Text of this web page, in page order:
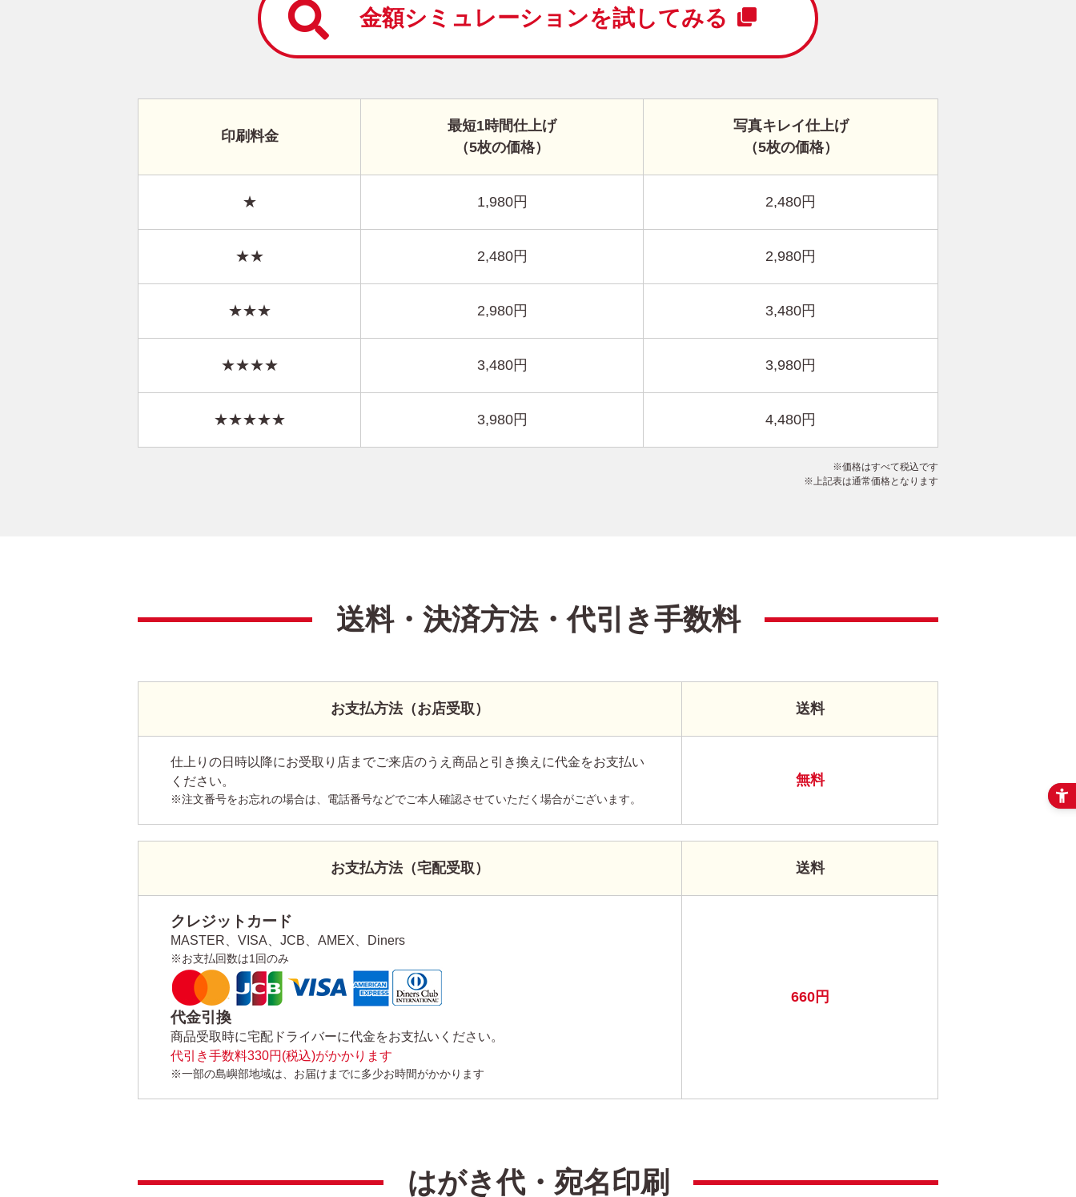
金額シミュレーションを試してみる
印刷料金
最短1時間仕上げ
（5枚の価格）
写真キレイ仕上げ
（5枚の価格）
★ 1,980円 2,480円
★★ 2,480円 2,980円
★★★ 2,980円 3,480円
★★★★ 3,480円 3,980円
★★★★★ 3,980円 4,480円
価格はすべて税込です
上記表は通常価格となります
送料・決済方法・代引き手数料
お支払方法（お店受取）
仕上りの日時以降にお受取り店までご来店のうえ商品と引き換えに代金をお支払い
ください。
※注文番号をお忘れの場合は、電話番号などでご本人確認させていただく場合がございます。
送料
無料
お支払方法（宅配受取）
クレジットカード
MASTER、VISA、JCB、AMEX、Diners
※お支払回数は1回のみ
代金引換
商品受取時に宅配ドライバーに代金をお支払いください。
代引き手数料330円(税込)がかかります
※一部の島嶼部地域は、お届けまでに多少お時間がかかります
送料
660円
はがき代・宛名印刷